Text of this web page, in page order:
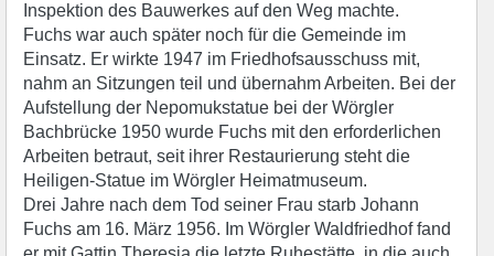
Inspektion des Bauwerkes auf den Weg machte.
Fuchs war auch später noch für die Gemeinde im
Einsatz. Er wirkte 1947 im Friedhofsausschuss mit,
nahm an Sitzungen teil und übernahm Arbeiten. Bei der
Aufstellung der Nepomukstatue bei der Wörgler
Bachbrücke 1950 wurde Fuchs mit den erforderlichen
Arbeiten betraut, seit ihrer Restaurierung steht die
Heiligen-Statue im Wörgler Heimatmuseum.
Drei Jahre nach dem Tod seiner Frau starb Johann
Fuchs am 16. März 1956. Im Wörgler Waldfriedhof fand